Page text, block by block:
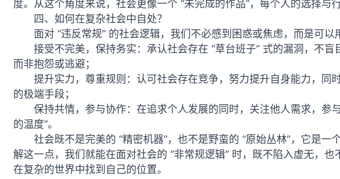
度。从这个角度来说，社会更像一个 “未完成的作品”，每个人的选择与
四、如何在复杂社会中自处？
面对 “违反常规” 的社会逻辑，我们不必感到困惑或焦虑，而是可以
接受不完美，保持务实：承认社会存在 “草台班子” 式的漏洞，不盲
而非抱怨或逃避；
提升实力，尊重规则：认可社会存在竞争，努力提升自身能力，同
的极端手段；
保持共情，参与协作：在追求个人发展的同时，关注他人需求，参
的温度”。
社会既不是完美的 “精密机器”，也不是野蛮的 “原始丛林”，它是
解这一点，我们就能在面对社会的 “非常规逻辑” 时，既不陷入虚无，也
在复杂的世界中找到自己的位置。